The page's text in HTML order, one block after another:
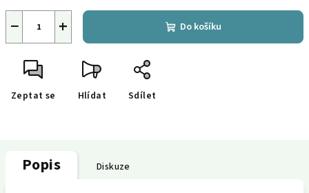
+
− Do košíku
Zeptat se Hlídat Sdílet
Popis Diskuze